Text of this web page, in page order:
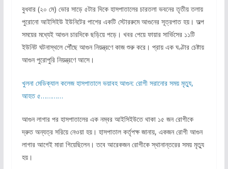
বুধবার (২০ মে) ভোর সাড়ে ৫টার দিকে হাসপাতালের চারতলা ভবনের তৃতীয় তলায়
পুরোনো আইসিইউ ইউনিটের পাশের একটি স্টোররুমে আগুনের সূত্রপাত হয়। অল্প
সময়ের মধ্যেই আগুন চারদিকে ছড়িয়ে পড়ে। খবর পেয়ে ফায়ার সার্ভিসের ১১টি
ইউনিট ঘটনাস্থলে পৌঁছে আগুন নিয়ন্ত্রণে কাজ শুরু করে। প্রায় এক ঘণ্টার চেষ্টায়
আগুন পুরোপুরি নিয়ন্ত্রণে আসে।
খুলনা মেডিক্যাল কলেজ হাসপাতালে ভয়াবহ আগুন: রোগী সরানোর সময় মৃত্যু,
আহত ৫…………
আগুন লাগার পর হাসপাতালের এক নম্বর আইসিইউতে থাকা ১৫ জন রোগীকে
দ্রুত অন্যত্র সরিয়ে নেওয়া হয়। হাসপাতাল কর্তৃপক্ষ জানায়, একজন রোগী আগুন
লাগার আগেই মারা গিয়েছিলেন। তবে আরেকজন রোগীকে স্থানান্তরের সময় মৃত্যু
হয়।